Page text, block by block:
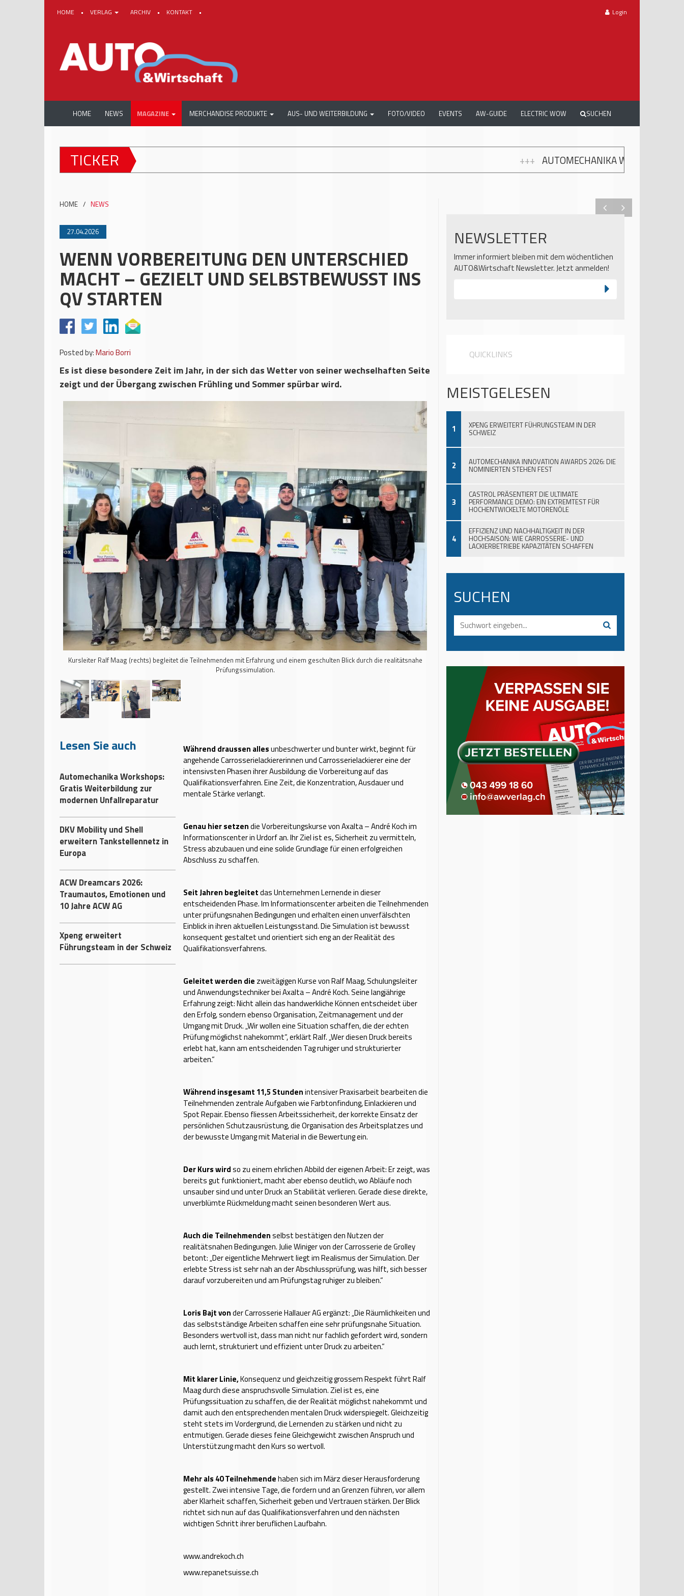
HOME • VERLAG ARCHIV • KONTAKT • Login
HOME NEWS MAGAZINE MERCHANDISE PRODUKTE AUS- UND WEITERBILDUNG FOTO/VIDEO EVENTS AW-GUIDE ELECTRIC WOW SUCHEN
TICKER AUTOMECHANIKA WORKSHOPS: GRATIS WEITERBILDUNG
HOME / NEWS
27.04.2026
WENN VORBEREITUNG DEN UNTERSCHIED
MACHT – GEZIELT UND SELBSTBEWUSST INS
QV STARTEN
Posted by:Mario Borri
Es ist diese besondere Zeit im Jahr, in der sich das Wetter von seiner wechselhaften Seite
zeigt und der Übergang zwischen Frühling und Sommer spürbar wird.
Kursleiter Ralf Maag (rechts) begleitet die Teilnehmenden mit Erfahrung und einem geschulten Blick durch die realitätsnahe
Prüfungssimulation.
Lesen Sie auch
Automechanika Workshops:
Gratis Weiterbildung zur
modernen Unfallreparatur
DKV Mobility und Shell
erweitern Tankstellennetz in
Europa
ACW Dreamcars 2026:
Traumautos, Emotionen und
10 Jahre ACW AG
Xpeng erweitert
Führungsteam in der Schweiz
Während draussen allesunbeschwerter und bunter wirkt, beginnt für
angehende Carrosserielackiererinnen und Carrosserielackierer eine der
intensivsten Phasen ihrer Ausbildung: die Vorbereitung auf das
Qualifikationsverfahren. Eine Zeit, die Konzentration, Ausdauer und
mentale Stärke verlangt.
Genau hier setzendie Vorbereitungskurse von Axalta – André Koch im
Informationscenter in Urdorf an. Ihr Ziel ist es, Sicherheit zu vermitteln,
Stress abzubauen und eine solide Grundlage für einen erfolgreichen
Abschluss zu schaffen.
Seit Jahren begleitetdas Unternehmen Lernende in dieser
entscheidenden Phase. Im Informationscenter arbeiten die Teilnehmenden
unter prüfungsnahen Bedingungen und erhalten einen unverfälschten
Einblick in ihren aktuellen Leistungsstand. Die Simulation ist bewusst
konsequent gestaltet und orientiert sich eng an der Realität des
Qualifikationsverfahrens.
Geleitet werden die zweitägigen Kurse von Ralf Maag, Schulungsleiter
und Anwendungstechniker bei Axalta – André Koch. Seine langjährige
Erfahrung zeigt: Nicht allein das handwerkliche Können entscheidet über
den Erfolg, sondern ebenso Organisation, Zeitmanagement und der
Umgang mit Druck. „Wir wollen eine Situation schaffen, die der echten
Prüfung möglichst nahekommt“, erklärt Ralf. „Wer diesen Druck bereits
erlebt hat, kann am entscheidenden Tag ruhiger und strukturierter
arbeiten.“
Während insgesamt 11,5 Stundenintensiver Praxisarbeit bearbeiten die
Teilnehmenden zentrale Aufgaben wie Farbtonfindung, Einlackieren und
Spot Repair. Ebenso fliessen Arbeitssicherheit, der korrekte Einsatz der
persönlichen Schutzausrüstung, die Organisation des Arbeitsplatzes und
der bewusste Umgang mit Material in die Bewertung ein.
Der Kurs wirdso zu einem ehrlichen Abbild der eigenen Arbeit: Er zeigt, was
bereits gut funktioniert, macht aber ebenso deutlich, wo Abläufe noch
unsauber sind und unter Druck an Stabilität verlieren. Gerade diese direkte,
unverblümte Rückmeldung macht seinen besonderen Wert aus.
Auch die Teilnehmendenselbst bestätigen den Nutzen der
realitätsnahen Bedingungen. Julie Winiger von der Carrosserie de Grolley
betont: „Der eigentliche Mehrwert liegt im Realismus der Simulation. Der
erlebte Stress ist sehr nah an der Abschlussprüfung, was hilft, sich besser
darauf vorzubereiten und am Prüfungstag ruhiger zu bleiben.“
Loris Bajt vonder Carrosserie Hallauer AG ergänzt: „Die Räumlichkeiten und
das selbstständige Arbeiten schaffen eine sehr prüfungsnahe Situation.
Besonders wertvoll ist, dass man nicht nur fachlich gefordert wird, sondern
auch lernt, strukturiert und effizient unter Druck zu arbeiten.“
Mit klarer Linie,Konsequenz und gleichzeitig grossem Respekt führt Ralf
Maag durch diese anspruchsvolle Simulation. Ziel ist es, eine
Prüfungssituation zu schaffen, die der Realität möglichst nahekommt und
damit auch den entsprechenden mentalen Druck widerspiegelt. Gleichzeitig
steht stets im Vordergrund, die Lernenden zu stärken und nicht zu
entmutigen. Gerade dieses feine Gleichgewicht zwischen Anspruch und
Unterstützung macht den Kurs so wertvoll.
Mehr als 40 Teilnehmendehaben sich im März dieser Herausforderung
gestellt. Zwei intensive Tage, die fordern und an Grenzen führen, vor allem
aber Klarheit schaffen, Sicherheit geben und Vertrauen stärken. Der Blick
richtet sich nun auf das Qualifikationsverfahren und den nächsten
wichtigen Schritt ihrer beruflichen Laufbahn.
www.andrekoch.ch
www.repanetsuisse.ch
NEWSLETTER
Immer informiert bleiben mit dem wöchentlichen
AUTO&Wirtschaft Newsletter. Jetzt anmelden!
QUICKLINKS
MEISTGELESEN
1 XPENG ERWEITERT FÜHRUNGSTEAM IN DER
SCHWEIZ
2 AUTOMECHANIKA INNOVATION AWARDS 2026: DIE
NOMINIERTEN STEHEN FEST
3
CASTROL PRÄSENTIERT DIE ULTIMATE
PERFORMANCE DEMO: EIN EXTREMTEST FÜR
HOCHENTWICKELTE MOTORENÖLE
4
EFFIZIENZ UND NACHHALTIGKEIT IN DER
HOCHSAISON: WIE CARROSSERIE- UND
LACKIERBETRIEBE KAPAZITÄTEN SCHAFFEN
SUCHEN